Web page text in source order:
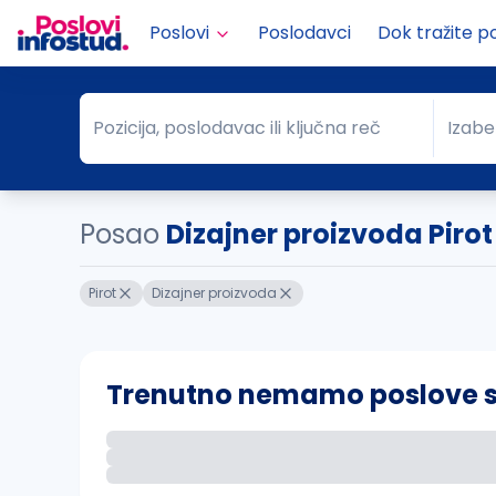
Poslovi Poslodavci Dok tražite
Pozicija, poslodavac ili ključna reč
Pozicija, poslodavac ili ključna reč Grad
Posao Dizajner proizvoda Pirot
Pirot Dizajner proizvoda
Trenutno nemamo poslove